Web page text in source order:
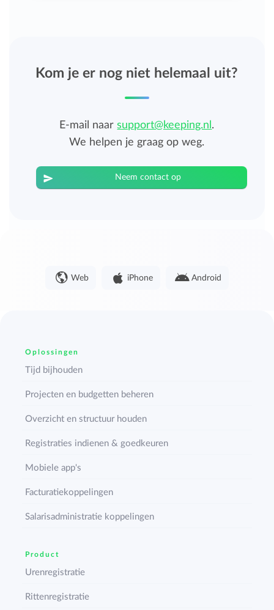
Kom je er nog niet helemaal uit?
E-mail naarsupport@keeping.nl .
We helpen je graag op weg.
Neem contact op
Web iPhone Android
Oplossingen
Tijd bijhouden
Projecten en budgetten beheren
Overzicht en structuur houden
Registraties indienen & goedkeuren
Mobiele app's
Facturatiekoppelingen
Salarisadministratie koppelingen
Product
Urenregistratie
Rittenregistratie